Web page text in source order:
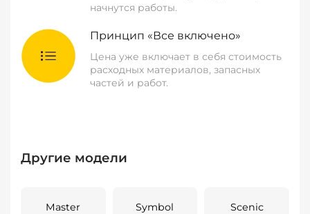
начнутся работы.
Принцип «Все включено»
Цена уже включает в себя стоимость
расходных материалов, запасных
частей и работ.
Другие модели
Master Symbol Scenic